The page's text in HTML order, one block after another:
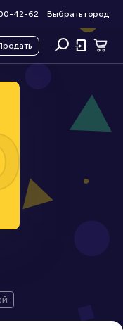
42-62 Выбрать город